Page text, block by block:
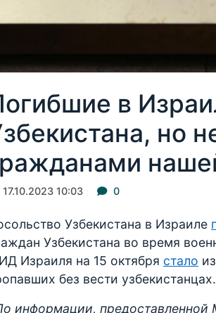
в
но
17.10.2023 10:03 0
Узбекистана в Израиле
Узбекистана во время
Израиля на 15 октября стало
без вести узбекистанцах.
информации, предоставленной